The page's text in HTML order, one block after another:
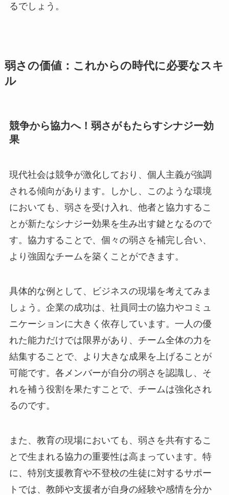
るでしょう。
弱さの価値：これからの時代に必要なスキ
ル
競争から協力へ！弱さがもたらすシナジー効
果
現代社会は競争が激化しており、個人主義が強調
される傾向があります。しかし、このような環境
においても、弱さを受け入れ、他者と協力するこ
とが新たなシナジー効果を生み出す鍵となるので
す。協力することで、個々の弱さを補完し合い、
より強固なチームを築くことができます。
具体的な例として、ビジネスの現場を考えてみま
しょう。企業の成功は、社員同士の協力やコミュ
ニケーションに大きく依存しています。一人の優
れた能力だけでは限界があり、チーム全体の力を
結集することで、より大きな成果を上げることが
可能です。各メンバーが自分の弱さを認識し、そ
れを補う役割を果たすことで、チームは強化され
るのです。
また、教育の現場においても、弱さを共有するこ
とで生まれる協力の重要性は高まっています。特
に、特別支援教育や不登校の生徒に対するサポー
トでは、教師や支援者が自身の経験や感情を分か